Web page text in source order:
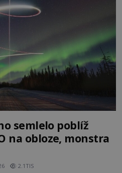
nebo někdo, koho
[gallery
semlelo poblíž
na obloze, monstra
2.1TIS